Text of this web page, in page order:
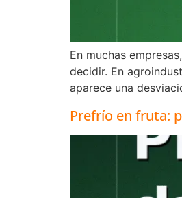
En muchas
decidir. En
aparece una
Prefrío en fruta: